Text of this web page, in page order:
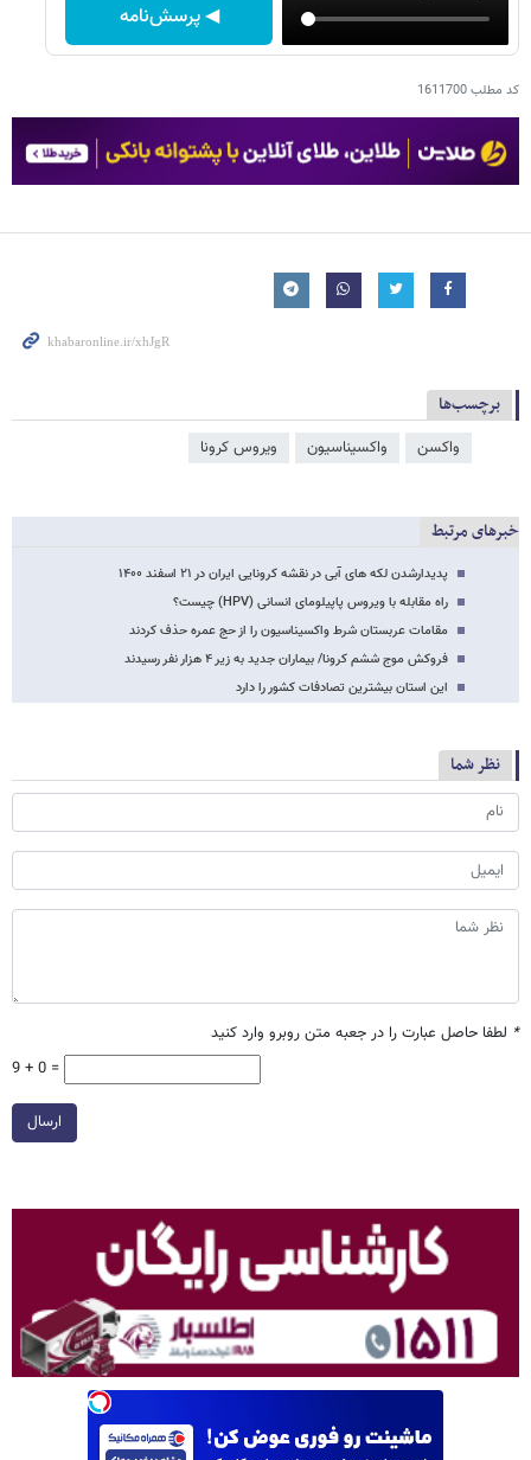
◀ پرسش‌نامه
کد مطلب1611700
برچسب‌ها
واکسن واکسیناسیون ویروس کرونا
خبرهای مرتبط
پدیدارشدن لکه های آبی در نقشه کرونایی ایران در ۲۱ اسفند ۱۴۰۰
راه مقابله با ویروس پاپیلومای انسانی (HPV) چیست؟
مقامات عربستان شرط واکسیناسیون را از حج عمره حذف کردند
فروکش موج ششم کرونا/ بیماران جدید به زیر ۴ هزار نفر رسیدند
این استان بیشترین تصادفات کشور را دارد
نظر شما
* لطفا حاصل عبارت را در جعبه متن روبرو وارد کنید
9 + 0 =
ارسال